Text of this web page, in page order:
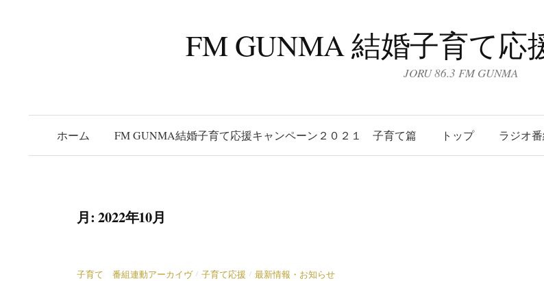
FM GUNMA 結婚子育て応
JORU 86.3 FM GUNMA
ホーム FM GUNMA結婚子育て応援キャンペーン２０２１ 子育て篇 トップ ラジオ
月:2022年10月
子育て 番組連動アーカイヴ / 子育て応援 / 最新情報・お知らせ